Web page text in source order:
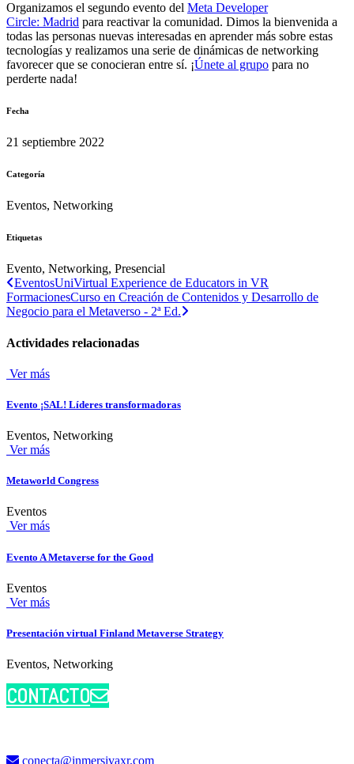
Organizamos el segundo evento del Meta Developer
Circle: Madrid para reactivar la comunidad. Dimos la bienvenida a
todas las personas nuevas interesadas en aprender más sobre estas
tecnologías y realizamos una serie de dinámicas de networking
favorecer que se conocieran entre sí. ¡Únete al grupo para no
perderte nada!
Fecha
21 septiembre 2022
Categoría
Eventos, Networking
Etiquetas
Evento, Networking, Presencial
EventosUniVirtual Experience de Educators in VR
FormacionesCurso en Creación de Contenidos y Desarrollo de
Negocio para el Metaverso - 2ª Ed.
Actividades relacionadas
Ver más
Evento ¡SAL! Líderes transformadoras
Eventos, Networking
Ver más
Metaworld Congress
Eventos
Ver más
Evento A Metaverse for the Good
Eventos
Ver más
Presentación virtual Finland Metaverse Strategy
Eventos, Networking
CONTACTO
conecta@inmersivaxr.com